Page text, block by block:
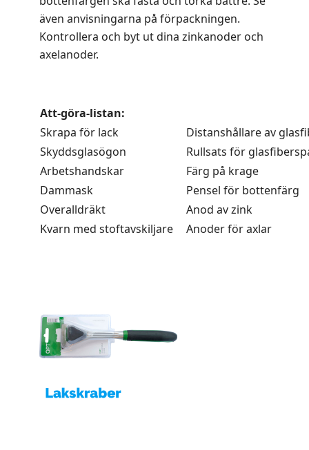
även anvisningarna på förpackningen.
Kontrollera och byt ut dina zinkanoder och
axelanoder.
Att-göra-listan:
Skrapa för lack
Distanshållare av
Skyddsglasögon
Rullsats för
Arbetshandskar
Färg på krage
Dammask
Pensel för bottenfärg
Overalldräkt
Anod av zink
Kvarn med stoftavskiljare
Anoder för axlar